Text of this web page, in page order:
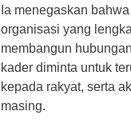
Ia menegaskan
organisasi yang
membangun
kader diminta untuk
kepada rakyat, serta
masing.